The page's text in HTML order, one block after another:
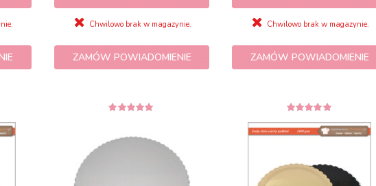
Chwilowo brak w magazynie.
ZAMÓW POWIADOMIENIE
Chwilowo brak w magazynie.
ZAMÓW POWIADOMIENIE
5z 5